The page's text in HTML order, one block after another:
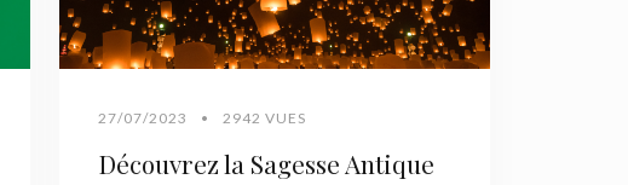
27/07/2023 • 2942 VUES
Découvrez la Sagesse Antique